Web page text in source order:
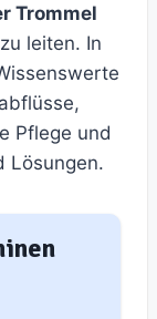
Trommel
leiten. In
Pflege und
Lösungen.